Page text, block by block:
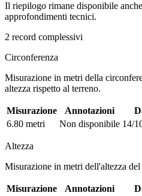
Il riepilogo rimane disponibile
approfondimenti tecnici.
2 record complessivi
Circonferenza
Misurazione in metri della
altezza rispetto al terreno.
Misurazione Annotazioni
6.80 metri
Non disponibile 14/
Altezza
Misurazione in metri dell'altezza del
Misurazione Annotazioni